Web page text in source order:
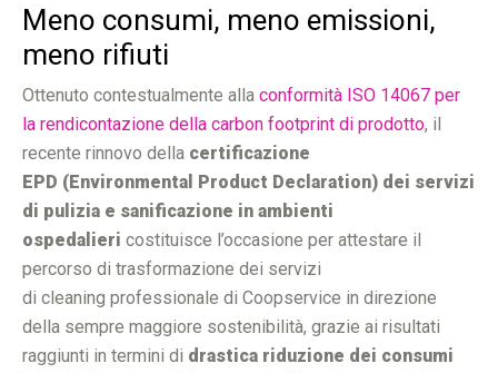
Meno consumi, meno emissioni,
meno rifiuti
Ottenuto contestualmente alla conformità ISO 14067 per
la rendicontazione della carbon footprint di prodotto, il
recente rinnovo della certificazione
EPD (Environmental Product Declaration) dei servizi
di pulizia e sanificazione in ambienti
ospedalieri costituisce l’occasione per attestare il
percorso di trasformazione dei servizi
di cleaning professionale di Coopservice in direzione
della sempre maggiore sostenibilità, grazie ai risultati
raggiunti in termini di drastica riduzione dei consumi